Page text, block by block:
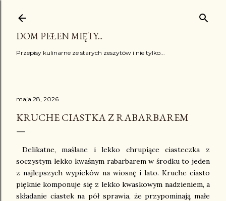
DOM PEŁEN MIĘTY...
Przepisy kulinarne ze starych zeszytów i nie tylko...
maja 28, 2026
KRUCHE CIASTKA Z RABARBAREM
Delikatne, maślane i lekko chrupiące ciasteczka z
soczystym lekko kwaśnym rabarbarem w środku to jeden
z najlepszych wypieków na wiosnę i lato. Kruche ciasto
pięknie komponuje się z lekko kwaskowym nadzieniem, a
składanie ciastek na pół sprawia, że przypominają małe